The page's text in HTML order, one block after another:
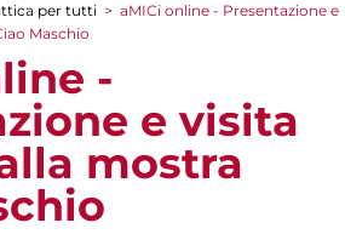
per tutti > aMICi online - Presentazione e
Maschio
-
e visita
mostra